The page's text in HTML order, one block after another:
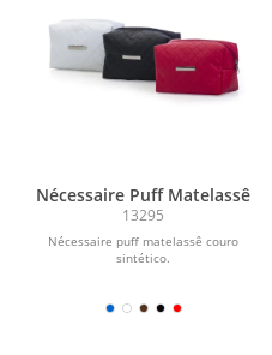
Nécessaire Puff Matelassê
13295
Nécessaire puff matelassê couro
sintético.